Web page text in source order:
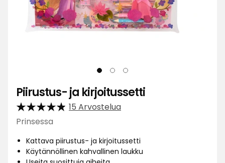
Piirustus- ja kirjoitussetti
15 Arvostelua
Prinsessa
Kattava piirustus- ja kirjoitussetti
Käytännöllinen kahvallinen laukku